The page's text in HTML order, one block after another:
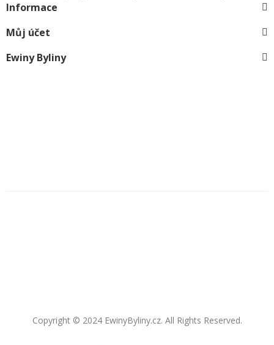
Informace
Můj účet
Ewiny Byliny
Copyright © 2024 EwinyByliny.cz. All Rights Reserved.